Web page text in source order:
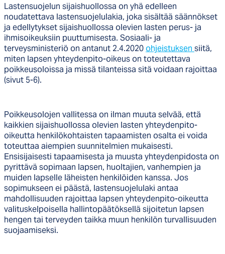
Lastensuojelun sijaishuollossa on yhä edelleen
noudatettava lastensuojelulakia, joka sisältää säännökset
ja edellytykset sijaishuollossa olevien lasten perus- ja
ihmisoikeuksiin puuttumisesta. Sosiaali- ja
terveysministeriö on antanut 2.4.2020ohjeistuksen siitä,
miten lapsen yhteydenpito-oikeus on toteutettava
poikkeusoloissa ja missä tilanteissa sitä voidaan rajoittaa
(sivut 5-6).
Poikkeusolojen vallitessa on ilman muuta selvää, että
kaikkien sijaishuollossa olevien lasten yhteydenpito-
oikeutta henkilökohtaisten tapaamisten osalta ei voida
toteuttaa aiempien suunnitelmien mukaisesti.
Ensisijaisesti tapaamisesta ja muusta yhteydenpidosta on
pyrittävä sopimaan lapsen, huoltajien, vanhempien ja
muiden lapselle läheisten henkilöiden kanssa. Jos
sopimukseen ei päästä, lastensuojelulaki antaa
mahdollisuuden rajoittaa lapsen yhteydenpito-oikeutta
valituskelpoisella hallintopäätöksellä sijoitetun lapsen
hengen tai terveyden taikka muun henkilön turvallisuuden
suojaamiseksi.